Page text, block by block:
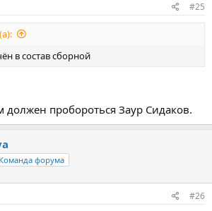
#25
в состав сборной
должен пробороться Заур Сидаков.
Команда форума
#26